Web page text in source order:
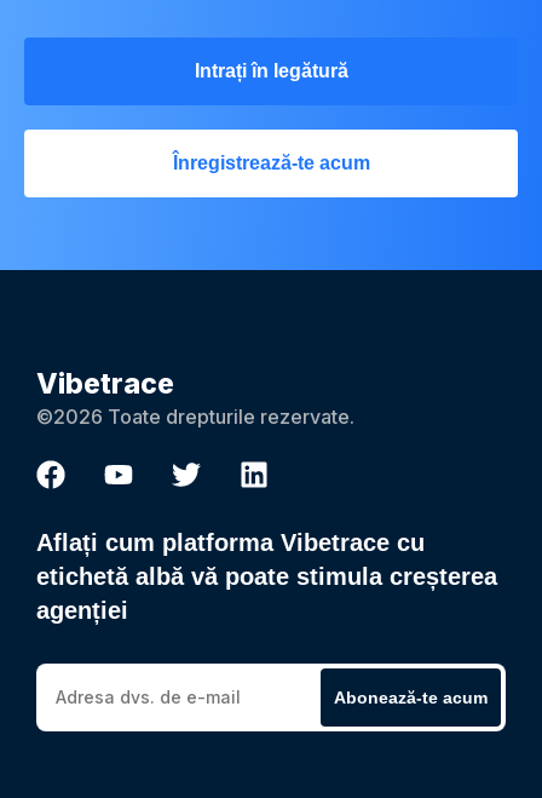
Intrați în legătură
Înregistrează-te acum
Vibetrace
©2026 Toate drepturile rezervate.
Aflați cum platforma Vibetrace cu
etichetă albă vă poate stimula creșterea
agenției
Abonează-te acum